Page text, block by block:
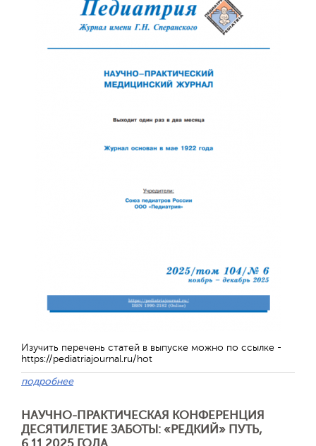
Изучить перечень статей в выпуске можно по ссылке -
https://pediatriajournal.ru/hot
подробнее
НАУЧНО-ПРАКТИЧЕСКАЯ КОНФЕРЕНЦИЯ
ДЕСЯТИЛЕТИЕ ЗАБОТЫ: «РЕДКИЙ» ПУТЬ,